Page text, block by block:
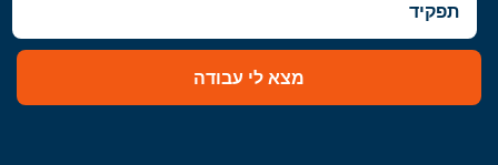
מצא לי עבודה